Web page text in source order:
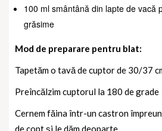
100 ml smântână din lapte de vacă
grăsime
Mod de preparare pentru blat:
Tapetăm o tavă de cuptor de 30/37
Preîncălzim cuptorul la 180 de grade
Cernem făina într-un castron
de copt și le dăm deoparte.